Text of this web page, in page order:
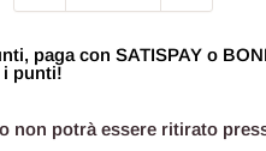
paga con SATISPAY o
i punti!
non potrà essere ritirato